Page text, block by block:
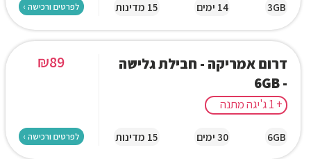
3GB 14 ימים 15 מדינות לפרטים ורכישה ›
דרום אמריקה - חבילת גלישה
- 6GB
+ 1 ג'יגה מתנה
6GB 30 ימים 15 מדינות
₪89
לפרטים ורכישה ›